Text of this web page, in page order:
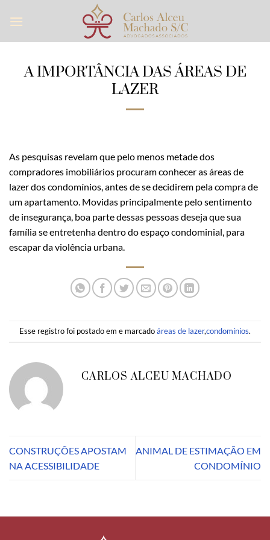
A IMPORTÂNCIA DAS ÁREAS DE
LAZER
As pesquisas revelam que pelo menos metade dos
compradores imobiliários procuram conhecer as áreas de
lazer dos condomínios, antes de se decidirem pela compra de
um apartamento. Movidas principalmente pelo sentimento
de insegurança, boa parte dessas pessoas deseja que sua
família se entretenha dentro do espaço condominial, para
escapar da violência urbana.
Esse registro foi postado em e marcadoáreas de lazer,condomínios.
CARLOS ALCEU MACHADO
CONSTRUÇÕES APOSTAM
NA ACESSIBILIDADE
ANIMAL DE ESTIMAÇÃO EM
CONDOMÍNIO